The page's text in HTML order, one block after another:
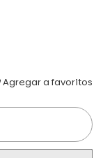
Agregar a favoritos